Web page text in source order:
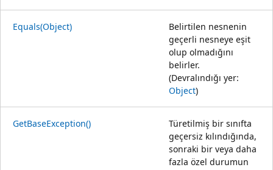
Equals(Object)
Belirtilen nesnenin
geçerli nesneye eşit
olup olmadığını
belirler.
(Devralındığı yer:
Object)
GetBaseException()
Türetilmiş bir sınıfta
geçersiz kılındığında,
sonraki bir veya daha
fazla özel durumun